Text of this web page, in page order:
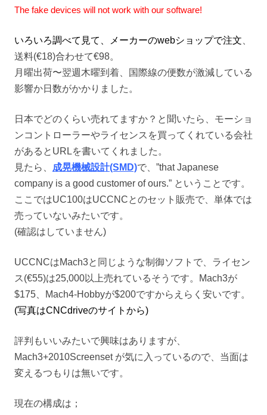
The fake devices will not work with our software!
いろいろ調べて見て、メーカーのwebショップで注文
送料(€18)合わせて€98。
月曜出荷〜翌週木曜到着、国際線の便数が激減している
影響か日数がかかりました。
日本でどのくらい売れてますか？と聞いたら、モーショ
ンコントローラーやライセンスを買ってくれている会社
があるとURLを書いてくれました。
見たら、 成晃機械設計(SMD)で、”that Japanese
company is a good customer of ours.” ということです。
ここではUC100はUCCNCとのセット販売で、単体では
売っていないみたいです。
(確認はしていません)
UCCNCはMach3と同じような制御ソフトで、ライセン
ス(€55)は25,000以上売れているそうです。Mach3が
$175、Mach4-Hobbyが$200ですからえらく安いです。
(写真はCNCdriveのサイトから)
評判もいいみたいで興味はありますが、
Mach3+2010Screenset が気に入っているので、当面は
変えるつもりは無いです。
現在の構成は；